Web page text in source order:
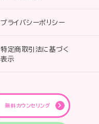
プライバシーポリシー
特定商取引法に基づく
表示
無料カウンセリング